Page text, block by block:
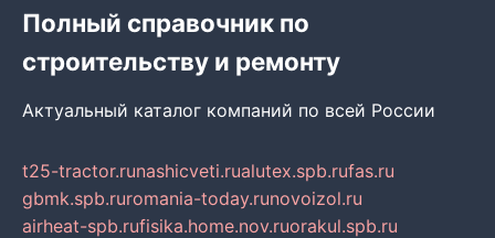
Полный справочник по
строительству и ремонту
Актуальный каталог компаний по всей России
t25-tractor.runashicveti.rualutex.spb.rufas.ru
gbmk.spb.ruromania-today.runovoizol.ru
airheat-spb.rufisika.home.nov.ruorakul.spb.ru